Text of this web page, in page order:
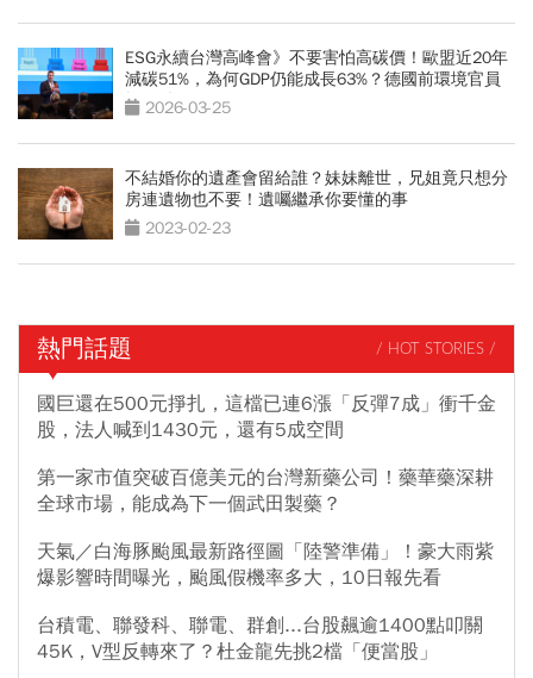
ESG永續台灣高峰會》不要害怕高碳價！歐盟近20年
減碳51%，為何GDP仍能成長63%？德國前環境官員
揭關鍵
2026-03-25
不結婚你的遺產會留給誰？妹妹離世，兄姐竟只想分
房連遺物也不要！遺囑繼承你要懂的事
2023-02-23
熱門話題 / HOT STORIES /
國巨還在500元掙扎，這檔已連6漲「反彈7成」衝千金
股，法人喊到1430元，還有5成空間
第一家市值突破百億美元的台灣新藥公司！藥華藥深耕
全球市場，能成為下一個武田製藥？
天氣／白海豚颱風最新路徑圖「陸警準備」！豪大雨紫
爆影響時間曝光，颱風假機率多大，10日報先看
台積電、聯發科、聯電、群創...台股飆逾1400點叩關
45K，V型反轉來了？杜金龍先挑2檔「便當股」